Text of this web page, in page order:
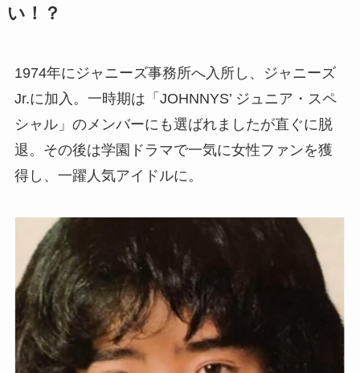
い！？
1974年にジャニーズ事務所へ入所し、ジャニーズ
Jr.に加入。一時期は「JOHNNYS’ ジュニア・スペ
シャル」のメンバーにも選ばれましたが直ぐに脱
退。その後は学園ドラマで一気に女性ファンを獲
得し、一躍人気アイドルに。